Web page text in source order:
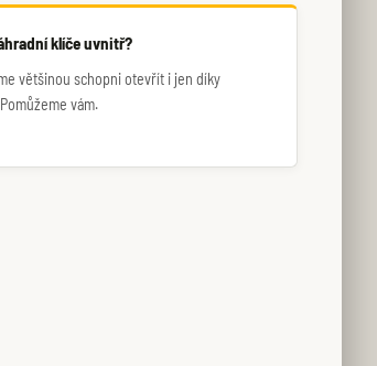
klíče uvnitř?
většinou schopni otevřít i jen díky
vám.